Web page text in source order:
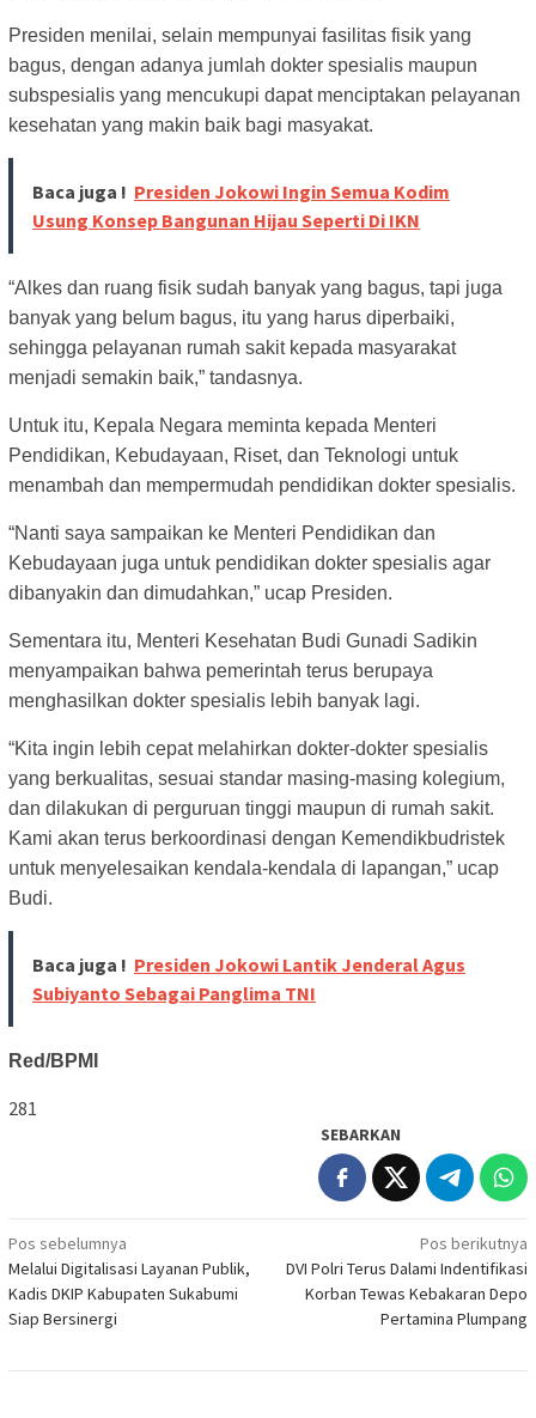
Presiden menilai, selain mempunyai fasilitas fisik yang
bagus, dengan adanya jumlah dokter spesialis maupun
subspesialis yang mencukupi dapat menciptakan pelayanan
kesehatan yang makin baik bagi masyakat.
Baca juga ! Presiden Jokowi Ingin Semua Kodim
Usung Konsep Bangunan Hijau Seperti Di IKN
“Alkes dan ruang fisik sudah banyak yang bagus, tapi juga
banyak yang belum bagus, itu yang harus diperbaiki,
sehingga pelayanan rumah sakit kepada masyarakat
menjadi semakin baik,” tandasnya.
Untuk itu, Kepala Negara meminta kepada Menteri
Pendidikan, Kebudayaan, Riset, dan Teknologi untuk
menambah dan mempermudah pendidikan dokter spesialis.
“Nanti saya sampaikan ke Menteri Pendidikan dan
Kebudayaan juga untuk pendidikan dokter spesialis agar
dibanyakin dan dimudahkan,” ucap Presiden.
Sementara itu, Menteri Kesehatan Budi Gunadi Sadikin
menyampaikan bahwa pemerintah terus berupaya
menghasilkan dokter spesialis lebih banyak lagi.
“Kita ingin lebih cepat melahirkan dokter-dokter spesialis
yang berkualitas, sesuai standar masing-masing kolegium,
dan dilakukan di perguruan tinggi maupun di rumah sakit.
Kami akan terus berkoordinasi dengan Kemendikbudristek
untuk menyelesaikan kendala-kendala di lapangan,” ucap
Budi.
Baca juga ! Presiden Jokowi Lantik Jenderal Agus
Subiyanto Sebagai Panglima TNI
Red/BPMI
281
SEBARKAN
Navigasi
pos
Pos sebelumnya
Melalui Digitalisasi Layanan Publik,
Kadis DKIP Kabupaten Sukabumi
Siap Bersinergi
Pos berikutnya
DVI Polri Terus Dalami Indentifikasi
Korban Tewas Kebakaran Depo
Pertamina Plumpang